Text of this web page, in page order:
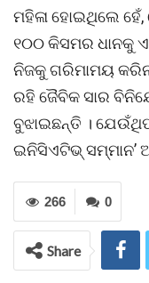
ମହିଳା ହୋଇଥିଲେ
୧୦୦ କିସମର ଧାନକୁ
ନିଜକୁ ଗରିମାମୟ
ରହି ଜୈବିକ ସାର
ବୁଝାଇଛନ୍ତି ।
ଇନିସିଏଟିଭ୍ ସମ୍ମାନ’
0
266
Share